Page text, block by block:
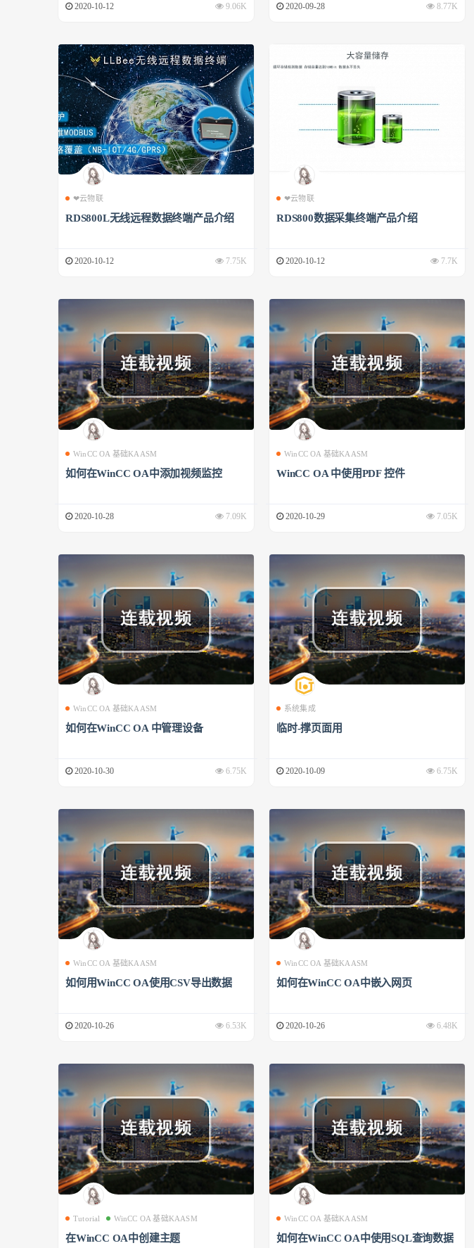
2020-10-12 9.06K 2020-09-28 8.77K
❤云物联
RDS800L无线远程数据终端产品介绍
2020-10-12 7.75K
❤云物联
RDS800数据采集终端产品介绍
2020-10-12 7.7K
WinCC OA 基础KAASM
如何在WinCC OA中添加视频监控
2020-10-28 7.09K
WinCC OA 基础KAASM
WinCC OA 中使用PDF 控件
2020-10-29 7.05K
WinCC OA 基础KAASM
如何在WinCC OA 中管理设备
2020-10-30 6.75K
系统集成
临时-撑页面用
2020-10-09 6.75K
WinCC OA 基础KAASM
如何用WinCC OA使用CSV导出数据
2020-10-26 6.53K
WinCC OA 基础KAASM
如何在WinCC OA中嵌入网页
2020-10-26 6.48K
Tutorial WinCC OA 基础KAASM
在WinCC OA中创建主题
WinCC OA 基础KAASM
如何在WinCC OA中使用SQL查询数据